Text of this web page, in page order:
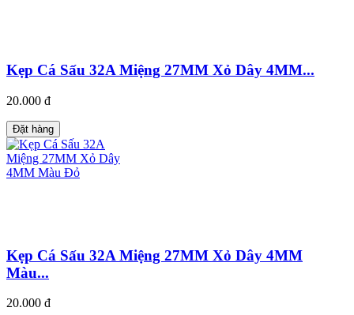
Kẹp Cá Sấu 32A Miệng 27MM Xỏ Dây 4MM...
20.000 đ
Đặt hàng
Kẹp Cá Sấu 32A Miệng 27MM Xỏ Dây 4MM
Màu...
20.000 đ